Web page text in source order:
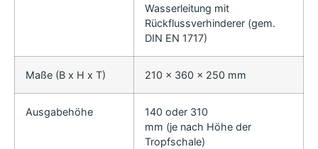
Wasserleitung mit
Rückflussverhinderer (gem.
DIN EN 1717)
Maße (B x H x T) 210 x 360 x 250 mm
Ausgabehöhe
140 oder 310
mm (je nach Höhe der
Tropfschale)